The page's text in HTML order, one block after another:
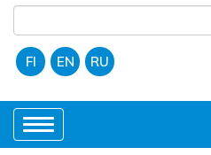
FI EN RU
Toggle
navigation